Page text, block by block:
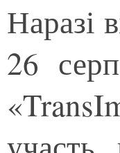
Наразі
26